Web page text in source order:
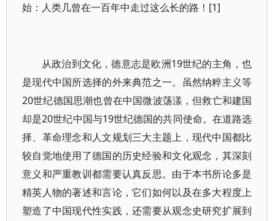
始：人类几曾在一百年中走过这么长的路！[1]
从政治到文化，德意志是欧洲19世纪的主角，也
是现代中国所选择的外来典范之一。虽然纳粹主义等
20世纪德国思潮也曾在中国微波荡漾，但救亡和建国
却是20世纪中国与19世纪德国的共同使命。在道路选
择、革命理念和人文规划三大主题上，现代中国都比
较自觉地使用了德国的历史经验和文化观念，其深刻
意义和严重教训都需要认真反思。由于本书所论多是
精英人物的著述和言论，它们如何以及在多大程度上
塑造了中国现代性实践，还需要从观念史研究扩展到